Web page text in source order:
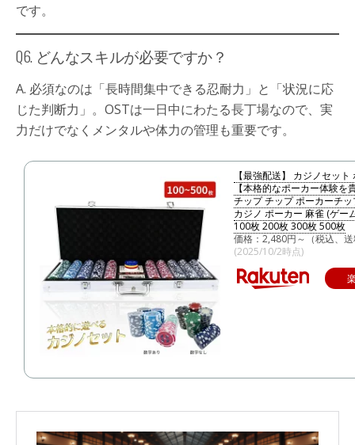
です。
Q6. どんなスキルが必要ですか？
A. 必須なのは「長時間集中できる忍耐力」と「状況に応
じた判断力」。OSTは一日中にわたる長丁場なので、実
力だけでなくメンタルや体力の管理も重要です。
【最強配送】 カジノセッ
【本格的なポーカー体験を
チップ チップ ポーカーチ
カジノ ポーカー 麻雀 (ゲー
100枚 200枚 300枚 500枚
価格：2,480円～（税込、
(2025/10/2時点)